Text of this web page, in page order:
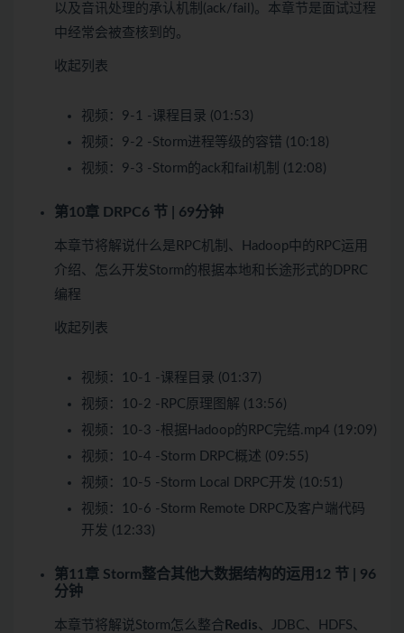
以及音讯处理的承认机制(ack/fail)。本章节是面试过程
中经常会被查核到的。
收起列表
视频： 9-1 -课程目录 (01:53)
视频： 9-2 -Storm进程等级的容错 (10:18)
视频： 9-3 -Storm的ack和fail机制 (12:08)
第10章 DRPC6 节 | 69分钟
本章节将解说什么是RPC机制、Hadoop中的RPC运用
介绍、怎么开发Storm的根据本地和长途形式的DPRC
编程
收起列表
视频：
10-1 -课程目录 (01:37)
视频：
10-2 -RPC原理图解 (13:56)
视频：
10-3 -根据Hadoop的RPC完结.mp4 (19:09)
视频：
10-4 -Storm DRPC概述 (09:55)
视频：
10-5 -Storm Local DRPC开发 (10:51)
视频：
10-6 -Storm Remote DRPC及客户端代码
开发 (12:33)
第11章 Storm整合其他大数据结构的运用 12 节 | 96
分钟
本章节将解说Storm怎么整合 Redis、JDBC、HDFS、